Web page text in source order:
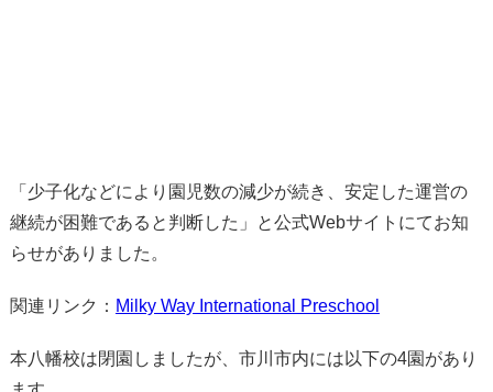
「少子化などにより園児数の減少が続き、安定した運営の
継続が困難であると判断した」と公式Webサイトにてお知
らせがありました。
関連リンク： Milky Way International Preschool
本八幡校は閉園しましたが、市川市内には以下の4園があり